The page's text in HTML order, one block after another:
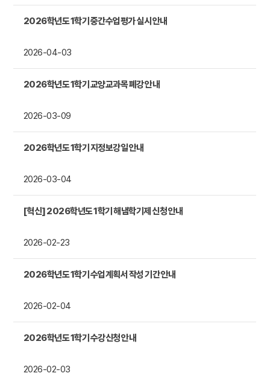
2026학년도 1학기 중간수업평가 실시 안내
2026-04-03
2026학년도 1학기 교양교과목 폐강 안내
2026-03-09
2026학년도 1학기 지정보강일 안내
2026-03-04
[혁신] 2026학년도 1학기 해냄학기제 신청 안내
2026-02-23
2026학년도 1학기 수업계획서 작성 기간 안내
2026-02-04
2026학년도 1학기 수강신청 안내
2026-02-03